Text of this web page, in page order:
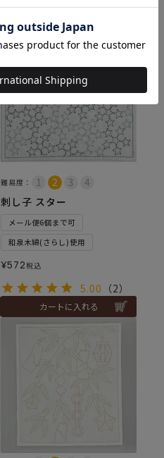
カートに入れる
難易度：
刺し子 スター
メール便6個まで可
和泉木綿(さらし)使用
¥572税込
5.00 （2）
カートに入れる